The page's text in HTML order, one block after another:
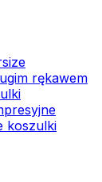
rękawem
koszulki